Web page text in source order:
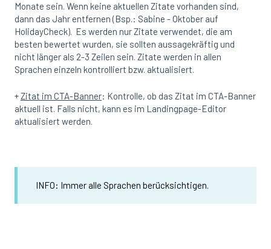
Monate sein. Wenn keine aktuellen Zitate vorhanden sind,
dann das Jahr entfernen (Bsp.: Sabine - Oktober auf
HolidayCheck). Es werden nur Zitate verwendet, die am
besten bewertet wurden, sie sollten aussagekräftig und
nicht länger als 2-3 Zeilen sein. Zitate werden in allen
Sprachen einzeln kontrolliert bzw. aktualisiert.
+Zitat im CTA-Banner: Kontrolle, ob das Zitat im CTA-Banner
aktuell ist. Falls nicht, kann es im Landingpage-Editor
aktualisiert werden.
INFO: Immer alle Sprachen berücksichtigen.